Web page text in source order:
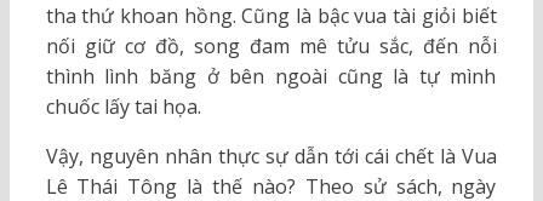
tha thứ khoan hồng. Cũng là bậc vua tài giỏi biết
nối giữ cơ đồ, song đam mê tửu sắc, đến nỗi
thình lình băng ở bên ngoài cũng là tự mình
chuốc lấy tai họa.
Vậy, nguyên nhân thực sự dẫn tới cái chết là Vua
Lê Thái Tông là thế nào? Theo sử sách, ngày